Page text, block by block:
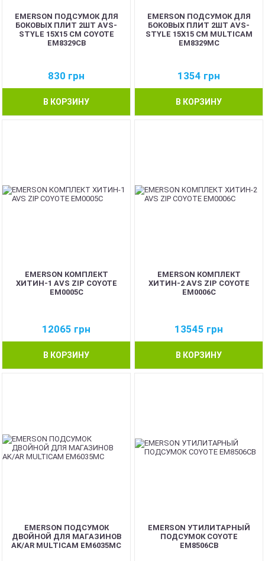
EMERSON ПОДСУМОК ДЛЯ
БОКОВЫХ ПЛИТ 2ШТ AVS-
STYLE 15X15 СМ COYOTE
EM8329CB
830 грн
В КОРЗИНУ
EMERSON ПОДСУМОК ДЛЯ
БОКОВЫХ ПЛИТ 2ШТ AVS-
STYLE 15X15 СМ MULTICAM
EM8329MC
1354 грн
В КОРЗИНУ
EMERSON КОМПЛЕКТ
ХИТИН-1 AVS ZIP COYOTE
EM0005C
12065 грн
В КОРЗИНУ
EMERSON КОМПЛЕКТ
ХИТИН-2 AVS ZIP COYOTE
EM0006C
13545 грн
В КОРЗИНУ
EMERSON ПОДСУМОК
ДВОЙНОЙ ДЛЯ МАГАЗИНОВ
AK/AR MULTICAM EM6035MC
EMERSON УТИЛИТАРНЫЙ
ПОДСУМОК COYOTE
EM8506CB